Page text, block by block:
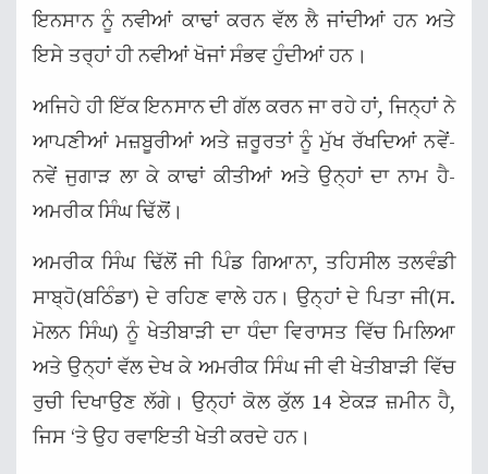
ਇਨਸਾਨ ਨੂੰ ਨਵੀਆਂ ਕਾਢਾਂ ਕਰਨ ਵੱਲ ਲੈ ਜਾਂਦੀਆਂ ਹਨ ਅਤੇ
ਇਸੇ ਤਰ੍ਹਾਂ ਹੀ ਨਵੀਆਂ ਖੋਜਾਂ ਸੰਭਵ ਹੁੰਦੀਆਂ ਹਨ।
ਅਜਿਹੇ ਹੀ ਇੱਕ ਇਨਸਾਨ ਦੀ ਗੱਲ ਕਰਨ ਜਾ ਰਹੇ ਹਾਂ, ਜਿਨ੍ਹਾਂ ਨੇ
ਆਪਣੀਆਂ ਮਜ਼ਬੂਰੀਆਂ ਅਤੇ ਜ਼ਰੂਰਤਾਂ ਨੂੰ ਮੁੱਖ ਰੱਖਦਿਆਂ ਨਵੇਂ-
ਨਵੇਂ ਜੁਗਾੜ ਲਾ ਕੇ ਕਾਢਾਂ ਕੀਤੀਆਂ ਅਤੇ ਉਨ੍ਹਾਂ ਦਾ ਨਾਮ ਹੈ-
ਅਮਰੀਕ ਸਿੰਘ ਢਿੱਲੋਂ।
ਅਮਰੀਕ ਸਿੰਘ ਢਿੱਲੋਂ ਜੀ ਪਿੰਡ ਗਿਆਨਾ, ਤਹਿਸੀਲ ਤਲਵੰਡੀ
ਸਾਬ੍ਹੋ(ਬਠਿੰਡਾ) ਦੇ ਰਹਿਣ ਵਾਲੇ ਹਨ। ਉਨ੍ਹਾਂ ਦੇ ਪਿਤਾ ਜੀ(ਸ.
ਮੋਲਨ ਸਿੰਘ) ਨੂੰ ਖੇਤੀਬਾੜੀ ਦਾ ਧੰਦਾ ਵਿਰਾਸਤ ਵਿੱਚ ਮਿਲਿਆ
ਅਤੇ ਉਨ੍ਹਾਂ ਵੱਲ ਦੇਖ ਕੇ ਅਮਰੀਕ ਸਿੰਘ ਜੀ ਵੀ ਖੇਤੀਬਾੜੀ ਵਿੱਚ
ਰੁਚੀ ਦਿਖਾਉਣ ਲੱਗੇ। ਉਨ੍ਹਾਂ ਕੋਲ ਕੁੱਲ 14 ਏਕੜ ਜ਼ਮੀਨ ਹੈ,
ਜਿਸ ‘ਤੇ ਉਹ ਰਵਾਇਤੀ ਖੇਤੀ ਕਰਦੇ ਹਨ।